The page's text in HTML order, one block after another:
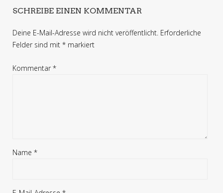
SCHREIBE EINEN KOMMENTAR
Deine E-Mail-Adresse wird nicht veröffentlicht. Erforderliche
Felder sind mit * markiert
Kommentar*
Name *